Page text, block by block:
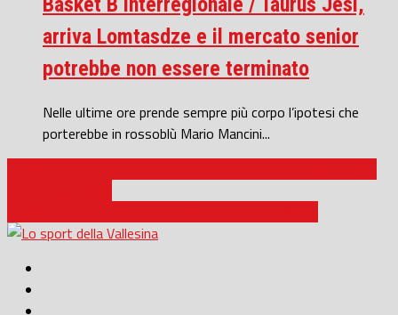
arriva Lomtasdze e il mercato senior
potrebbe non essere terminato
Nelle ultime ore prende sempre più corpo l’ipotesi che
porterebbe in rossoblù Mario Mancini...